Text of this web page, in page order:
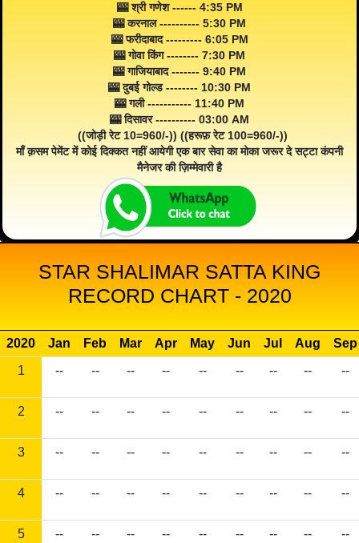
🎰 श्री गणेश ------ 4:35 PM
🎰 करनाल ---------- 5:30 PM
🎰 फरीदाबाद --------- 6:05 PM
🎰 गोवा किंग -------- 7:30 PM
🎰 गाजियाबाद ------- 9:40 PM
🎰 दुबई गोल्ड -------- 10:30 PM
🎰 गली ----------- 11:40 PM
🎰 दिसावर ---------- 03:00 AM
((जोड़ी रेट 10=960/-)) ((हरूफ़ रेट 100=960/-))
माँ क़सम पेमेंट में कोई दिक्कत नहीं आयेगी एक बार सेवा का मोका जरूर दे सट्टा कंपनी
मैनेजर की ज़िम्मेवारी है
STAR SHALIMAR SATTA KING
RECORD CHART - 2020
2020 Jan Feb Mar Apr May Jun Jul Aug
Sep
1
-- -- -- -- -- -- -- -- --
2 -- -- -- -- -- -- -- -- --
3 -- -- -- -- -- -- -- -- --
4 -- -- -- -- -- -- -- -- --
5 -- -- -- -- -- -- -- -- --